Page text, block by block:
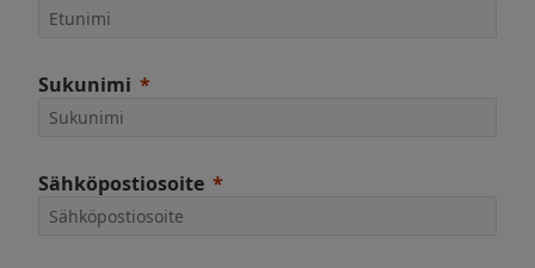
Sukunimi
Sähköpostiosoite